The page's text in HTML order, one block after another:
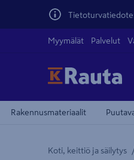
Myymälät Palvelut
Rakennusmateriaalit
Koti, keittiö ja säilytys